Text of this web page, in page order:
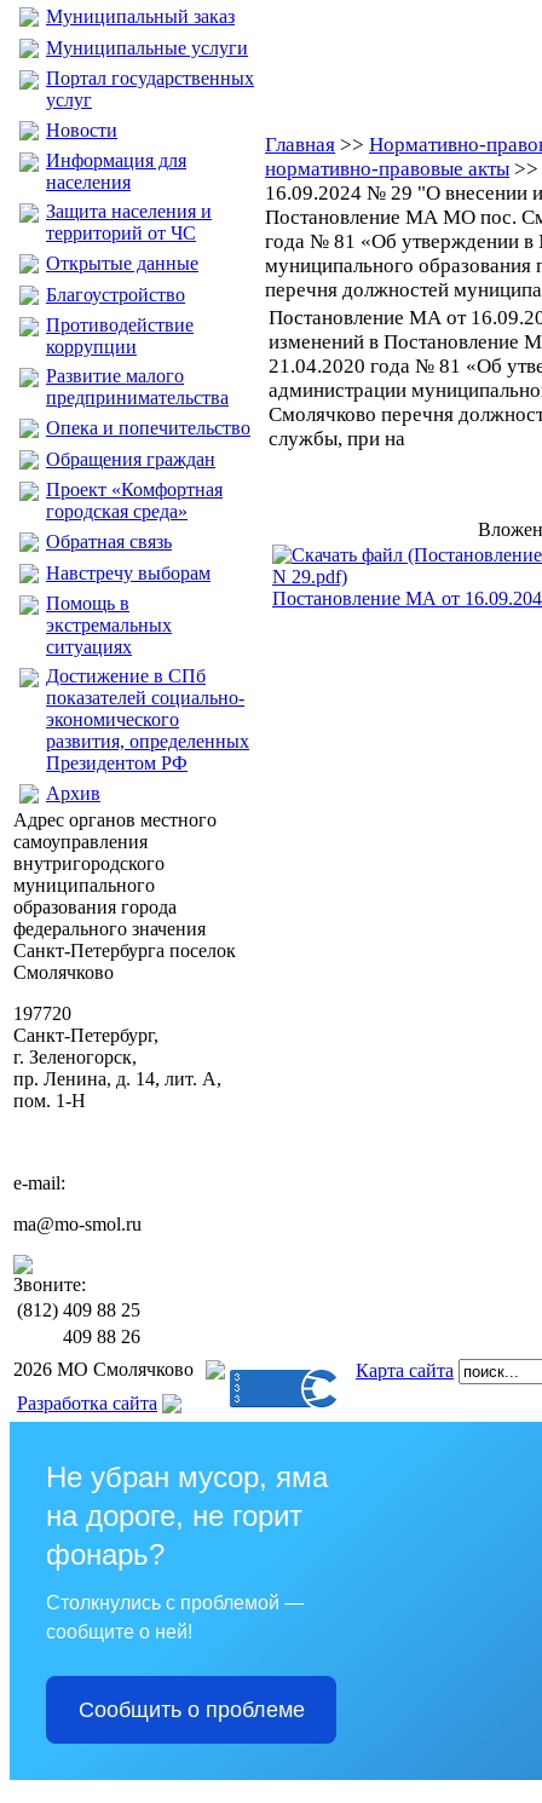
Муниципальный заказ
Муниципальные услуги
Портал государственных
услуг
Новости
Информация для
населения
Защита населения и
территорий от ЧС
Открытые данные
Благоустройство
Противодействие
коррупции
Развитие малого
предпринимательства
Опека и попечительство
Обращения граждан
Проект «Комфортная
городская среда»
Обратная связь
Навстречу выборам
Помощь в
экстремальных
ситуациях
Достижение в СПб
показателей социально-
экономического
развития, определенных
Президентом РФ
Архив
Адрес органов местного
самоуправления
внутригородского
муниципального
образования города
федерального значения
Санкт-Петербурга поселок
Смолячково
197720
Санкт-Петербург,
г. Зеленогорск,
пр. Ленина, д. 14, лит. А,
пом. 1-Н
e-mail:
ma@mo-smol.ru
Звоните:
(812) 409 88 25
409 88 26
Главная >> Нормативно-
нормативно-правовые акты >>
16.09.2024 № 29 "О внесении
Постановление МА МО пос.
года № 81 «Об утверждении в
муниципального образования
перечня должностей
Постановление МА от
изменений в Постановление
21.04.2020 года № 81 «Об
администрации
Смолячково перечня
службы, при на
Постановление МА от
2026 МО Смолячково
Карта сайта
Разработка сайта
Не убран мусор, яма
на дороге, не горит
фонарь?
Столкнулись с проблемой —
сообщите о ней!
Сообщить о проблеме